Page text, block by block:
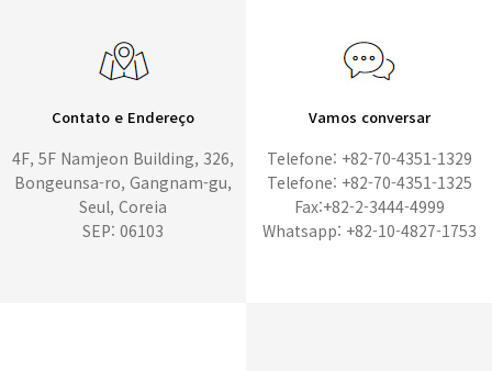
Contato e Endereço
4F, 5F Namjeon Building, 326,
Bongeunsa-ro, Gangnam-gu,
Seul, Coreia
SEP: 06103
Vamos conversar
Telefone: +82-70-4351-1329
Telefone: +82-70-4351-1325
Fax:+82-2-3444-4999
Whatsapp: +82-10-4827-1753